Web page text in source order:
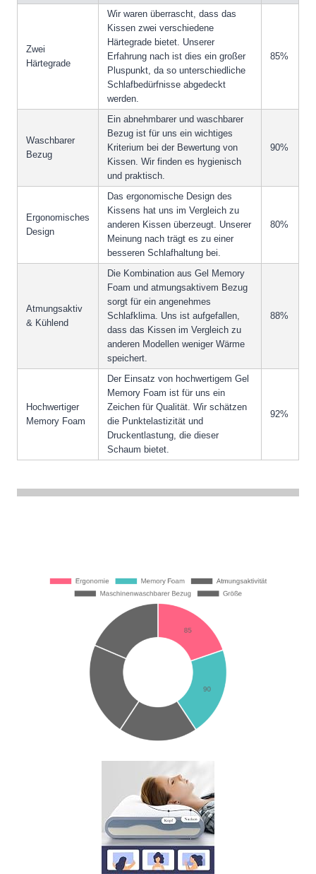
Zwei
Härtegrade
Wir waren überrascht, dass das
Kissen zwei verschiedene
Härtegrade bietet. Unserer
Erfahrung nach ist dies ein großer
Pluspunkt, da so unterschiedliche
Schlafbedürfnisse abgedeckt
werden.
85%
Waschbarer
Bezug
Ein abnehmbarer und waschbarer
Bezug ist für uns ein wichtiges
Kriterium bei der Bewertung von
Kissen. Wir finden es hygienisch
und praktisch.
90%
Ergonomisches
Design
Das ergonomische Design des
Kissens hat uns im Vergleich zu
anderen Kissen überzeugt. Unserer
Meinung nach trägt es zu einer
besseren Schlafhaltung bei.
80%
Atmungsaktiv
& Kühlend
Die Kombination aus Gel Memory
Foam und atmungsaktivem Bezug
sorgt für ein angenehmes
Schlafklima. Uns ist aufgefallen,
dass das Kissen im Vergleich zu
anderen Modellen weniger Wärme
speichert.
88%
Hochwertiger
Memory Foam
Der Einsatz von hochwertigem Gel
Memory Foam ist für uns ein
Zeichen für Qualität. Wir schätzen
die Punktelastizität und
Druckentlastung, die dieser
Schaum bietet.
92%